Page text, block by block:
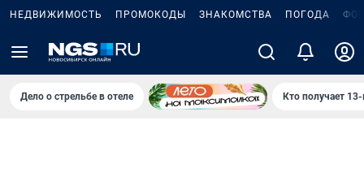
НЕДВИЖИМОСТЬ ПРОМОКОДЫ ЗНАКОМСТВА ПОГОДА
Дело о стрельбе в отеле Кто получает